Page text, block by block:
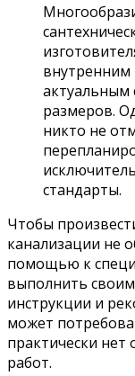
внутренним
размеров.
никто не
стандарты.
Чтобы
канализации не
помощью к
выполнить
инструкции и
может
практически
работ.